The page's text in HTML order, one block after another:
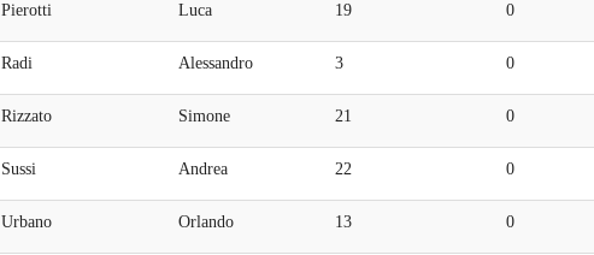
Pierotti Luca 19 0
Radi Alessandro 3 0
Rizzato Simone 21 0
Sussi Andrea 22 0
Urbano Orlando 13 0